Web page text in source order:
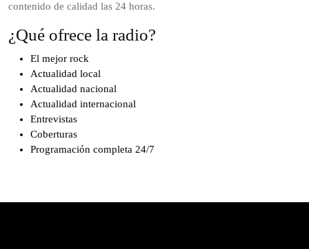
contenido de calidad las 24 horas.
¿Qué ofrece la radio?
El mejor rock
Actualidad local
Actualidad nacional
Actualidad internacional
Entrevistas
Coberturas
Programación completa 24/7